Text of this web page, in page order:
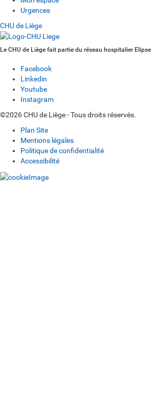
Urgences
CHU de Liège
Le CHU de Liège fait partie du réseau hospitalier Elipse
Facebook
Linkedin
Youtube
Instagram
©2026 CHU de Liège - Tous droits réservés.
Plan Site
Mentions légales
Politique de confidentialité
Accessibilité